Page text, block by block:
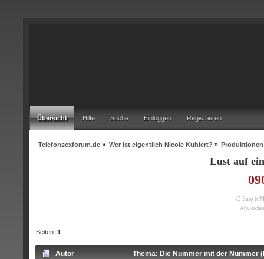
Übersicht Hilfe Suche Einloggen Registrieren
Telefonsexforum.de » Wer ist eigentlich Nicole Kuhlert? » Produktionen
Lust auf
(2 Euro je
Seiten:1
Autor Thema: Die Nummer mit der Nummer